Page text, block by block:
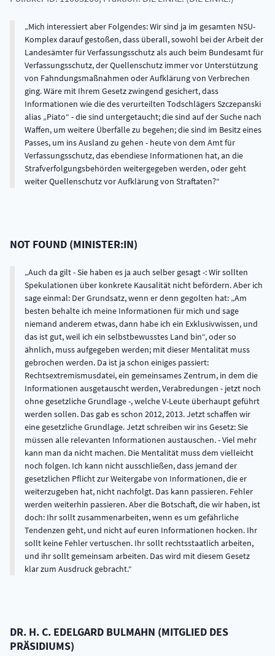
Mich interessiert aber Folgendes: Wir sind ja im gesamten NSU-
Komplex darauf gestoßen, dass überall, sowohl bei der Arbeit der
Landesämter für Verfassungsschutz als auch beim Bundesamt für
Verfassungsschutz, der Quellenschutz immer vor Unterstützung
von Fahndungsmaßnahmen oder Aufklärung von Verbrechen
ging. Wäre mit Ihrem Gesetz zwingend gesichert, dass
Informationen wie die des verurteilten Todschlägers Szczepanski
alias „Piato“ - die sind untergetaucht; die sind auf der Suche nach
Waffen, um weitere Überfälle zu begehen; die sind im Besitz eines
Passes, um ins Ausland zu gehen - heute von dem Amt für
Verfassungsschutz, das ebendiese Informationen hat, an die
Strafverfolgungsbehörden weitergegeben werden, oder geht
weiter Quellenschutz vor Aufklärung von Straftaten?
NOT FOUND (MINISTER:IN)
Auch da gilt - Sie haben es ja auch selber gesagt -: Wir sollten
Spekulationen über konkrete Kausalität nicht befördern. Aber ich
sage einmal: Der Grundsatz, wenn er denn gegolten hat: „Am
besten behalte ich meine Informationen für mich und sage
niemand anderem etwas, dann habe ich ein Exklusivwissen, und
das ist gut, weil ich ein selbstbewusstes Land bin“, oder so
ähnlich, muss aufgegeben werden; mit dieser Mentalität muss
gebrochen werden. Da ist ja schon einiges passiert:
Rechtsextremismusdatei, ein gemeinsames Zentrum, in dem die
Informationen ausgetauscht werden, Verabredungen - jetzt noch
ohne gesetzliche Grundlage -, welche V-Leute überhaupt geführt
werden sollen. Das gab es schon 2012, 2013. Jetzt schaffen wir
eine gesetzliche Grundlage. Jetzt schreiben wir ins Gesetz: Sie
müssen alle relevanten Informationen austauschen. - Viel mehr
kann man da nicht machen. Die Mentalität muss dem vielleicht
noch folgen. Ich kann nicht ausschließen, dass jemand der
gesetzlichen Pflicht zur Weitergabe von Informationen, die er
weiterzugeben hat, nicht nachfolgt. Das kann passieren. Fehler
werden weiterhin passieren. Aber die Botschaft, die wir haben, ist
doch: Ihr sollt zusammenarbeiten, wenn es um gefährliche
Tendenzen geht, und nicht auf euren Informationen hocken. Ihr
sollt keine Fehler vertuschen. Ihr sollt rechtsstaatlich arbeiten,
und ihr sollt gemeinsam arbeiten. Das wird mit diesem Gesetz
klar zum Ausdruck gebracht.
DR. H. C. EDELGARD BULMAHN (MITGLIED DES
PRÄSIDIUMS)